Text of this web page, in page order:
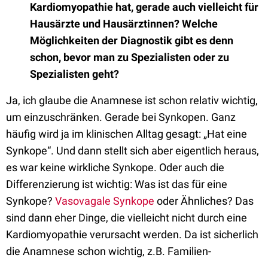
Kardiomyopathie hat, gerade auch vielleicht für
Hausärzte und Hausärztinnen? Welche
Möglichkeiten der Diagnostik gibt es denn
schon, bevor man zu Spezialisten oder zu
Spezialisten geht?
Ja, ich glaube die Anamnese ist schon relativ wichtig,
um einzuschränken. Gerade bei Synkopen. Ganz
häufig wird ja im klinischen Alltag gesagt: „Hat eine
Synkope“. Und dann stellt sich aber eigentlich heraus,
es war keine wirkliche Synkope. Oder auch die
Differenzierung ist wichtig: Was ist das für eine
Synkope? Vasovagale Synkope oder Ähnliches? Das
sind dann eher Dinge, die vielleicht nicht durch eine
Kardiomyopathie verursacht werden. Da ist sicherlich
die Anamnese schon wichtig, z.B. Familien-